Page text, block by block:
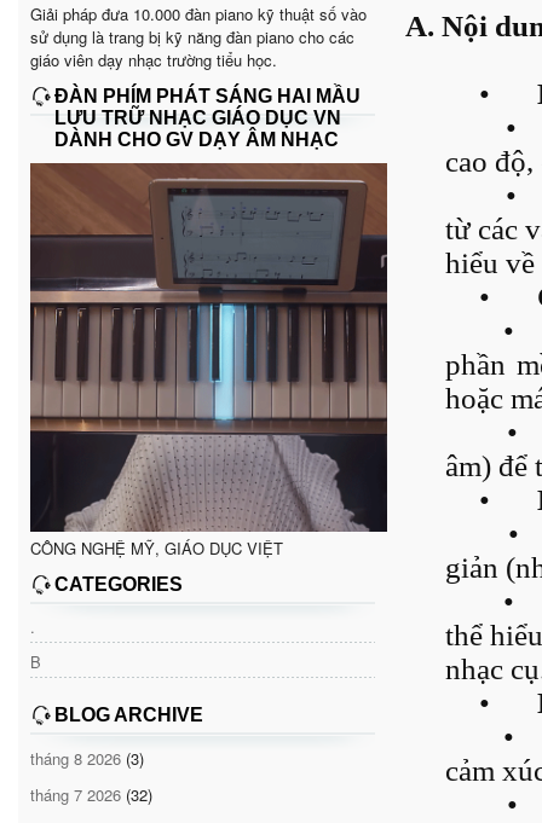
Giải pháp đưa 10.000 đàn piano kỹ thuật số vào
sử dụng là trang bị kỹ năng đàn piano cho các
giáo viên dạy nhạc trường tiểu học.
ĐÀN PHÍM PHÁT SÁNG HAI MẦU
LƯU TRỮ NHẠC GIÁO DỤC VN
DÀNH CHO GV DẠY ÂM NHẠC
CÔNG NGHỆ MỸ, GIÁO DỤC VIỆT
CATEGORIES
.
B
BLOG ARCHIVE
tháng 8 2026 (3)
tháng 7 2026 (32)
A. Nội
•
•
cao
•
từ các
hiểu về
•
•
phần
hoặc
•
âm) để
•
•
giản
•
thể
nhạc
•
•
cảm
•